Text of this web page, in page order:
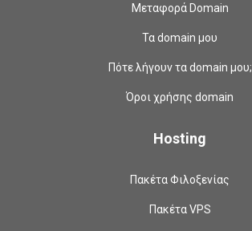
Μεταφορά Domain
Τα domain μου
Πότε λήγουν τα domain μου;
Όροι χρήσης domain
Hosting
Πακέτα Φιλοξενίας
Πακέτα VPS